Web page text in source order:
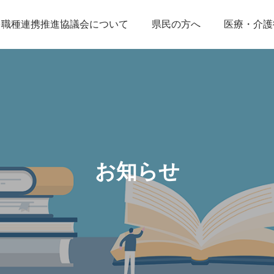
種連携推進協議会について 県民の方へ 医療・介
お知らせ